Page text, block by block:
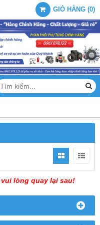
GIỎ HÀNG (0)
lòng quay lại sau!